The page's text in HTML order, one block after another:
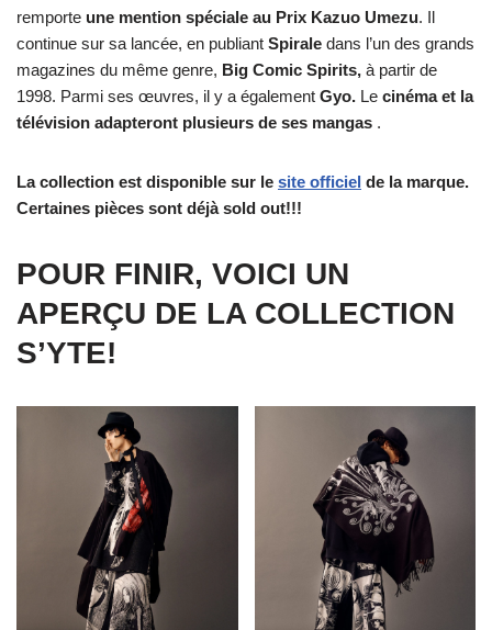
remporte une mention spéciale au Prix Kazuo Umezu. Il
continue sur sa lancée, en publiant Spirale dans l’un des grands
magazines du même genre, Big Comic Spirits, à partir de
1998. Parmi ses œuvres, il y a également Gyo. Le cinéma et la
télévision adapteront plusieurs de ses mangas .
La collection est disponible sur le site officiel de la marque.
Certaines pièces sont déjà sold out!!!
POUR FINIR, VOICI UN
APERÇU DE LA COLLECTION
S’YTE!